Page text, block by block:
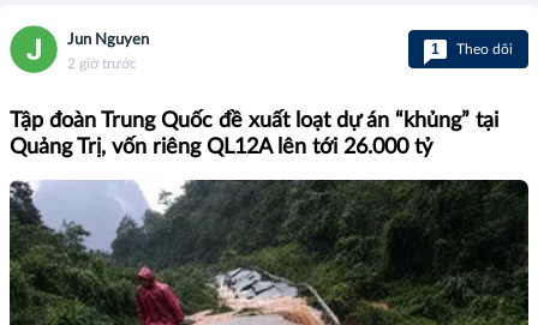
Jun Nguyen
2 giờ trước
1 Theo dõi
Tập đoàn Trung Quốc đề xuất loạt dự án “khủng” tại
Quảng Trị, vốn riêng QL12A lên tới 26.000 tỷ